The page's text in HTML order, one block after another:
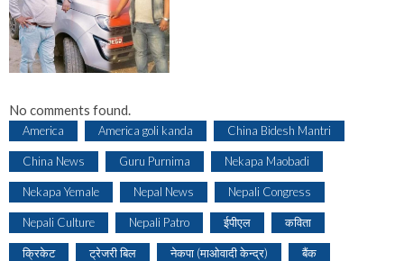
No comments found.
America America goli kanda China Bidesh Mantri
China News Guru Purnima Nekapa Maobadi
Nekapa Yemale Nepal News Nepali Congress
Nepali Culture Nepali Patro ईपीएल कविता
क्रिकेट ट्रेजरी बिल नेकपा (माओवादी केन्द्र) बैंक